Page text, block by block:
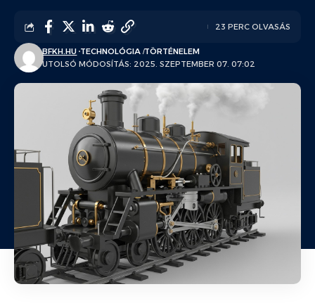
UTOLSÓ MÓDOSÍTÁS: 2025. SZEPTEMBER 07. 07:02
BFKH.HU TECHNOLÓGIA TÖRTÉNELEM
23 PERC OLVASÁS